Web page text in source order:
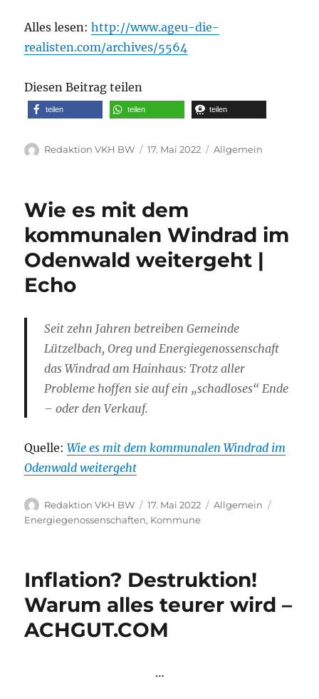
Alles lesen:http://www.ageu-die-
realisten.com/archives/5564
Diesen Beitrag teilen
teilen teilen teilen
Autor
Redaktion VKH BW
Veröffentlicht
17. Mai 2022 Kategorien
Allgemein
Wie es mit dem
kommunalen Windrad im
Odenwald weitergeht |
Echo
Seit zehn Jahren betreiben Gemeinde
Lützelbach, Oreg und Energiegenossenschaft
das Windrad am Hainhaus: Trotz aller
Probleme hoffen sie auf ein „schadloses“ Ende
– oder den Verkauf.
Quelle:Wie es mit dem kommunalen Windrad im
Odenwald weitergeht
Autor
Redaktion VKH BW
Veröffentlicht
am
17. Mai 2022 Kategorien
Allgemein
Energiegenossenschaften, Kommune
Inflation? Destruktion!
Warum alles teurer wird –
ACHGUT.COM
…